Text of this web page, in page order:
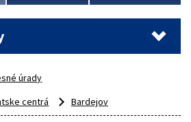
úrady
centrá
Bardejov